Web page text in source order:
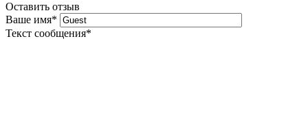
Оставить отзыв
Ваше имя*
Текст сообщения*